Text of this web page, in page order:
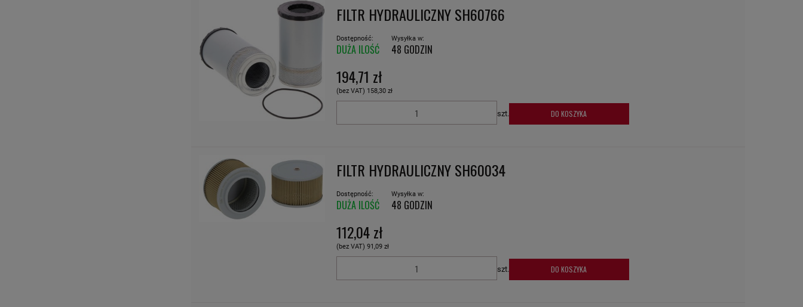
FILTR HYDRAULICZNY SH60766
Dostępność:
DUŻA ILOŚĆ
Wysyłka w:
48 GODZIN
194,71 zł
(bez VAT) 158,30 zł
szt. DO KOSZYKA
FILTR HYDRAULICZNY SH60034
Dostępność:
DUŻA ILOŚĆ
Wysyłka w:
48 GODZIN
112,04 zł
(bez VAT)91,09 zł
szt. DO KOSZYKA